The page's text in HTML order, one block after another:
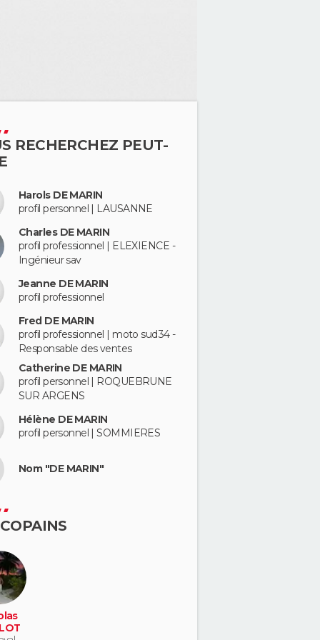
RECHERCHEZ PEUT-
Harols DE MARIN
profil personnel | LAUSANNE
Charles DE MARIN
profil professionnel | ELEXIENCE -
Ingénieur sav
Jeanne DE MARIN
profil professionnel
Fred DE MARIN
profil professionnel | moto sud34 -
Responsable des ventes
Catherine DE MARIN
profil personnel | ROQUEBRUNE
SUR ARGENS
Hélène DE MARIN
profil personnel | SOMMIERES
Nom "DE MARIN"